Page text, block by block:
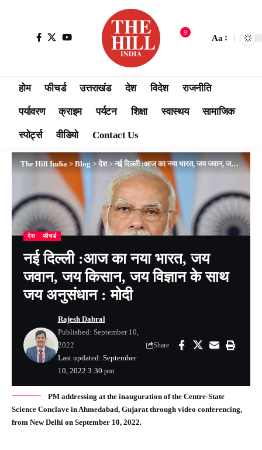
9
Aa
होम फीचर्ड उत्तराखंड देश विदेश राजनीति
पर्यावरण क्राइम पर्यटन शिक्षा स्वास्थय सामाजिक
स्पोर्ट्स वीडियो Contact Us
The Hill India>Blog >देश>नई दिल्ली :आज का नया भारत, जय जवान, जय किसान, जय विज्ञान के साथ जय अनुसंधान : मोदी
देश फीचर्ड
नई दिल्ली :आज का नया भारत, जय
जवान, जय किसान, जय विज्ञान के साथ
जय अनुसंधान : मोदी
Last updated: September
10, 2022 3:30 pm
Rajesh Dabral
Published: September 10,
2022
Share
PM addressing at the inauguration of the Centre-State
Science Conclave in Ahmedabad, Gujarat through video conferencing,
from New Delhi on September 10, 2022.